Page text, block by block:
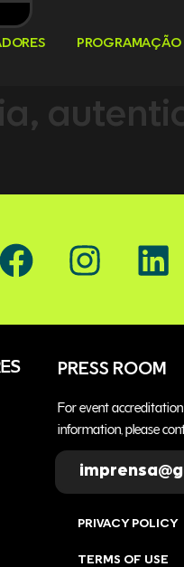
PROGRAMAÇÃO
GAFFFF ON
PRESS ROOM
For event
information, please
PRIVACY POLICY
TERMS OF USE